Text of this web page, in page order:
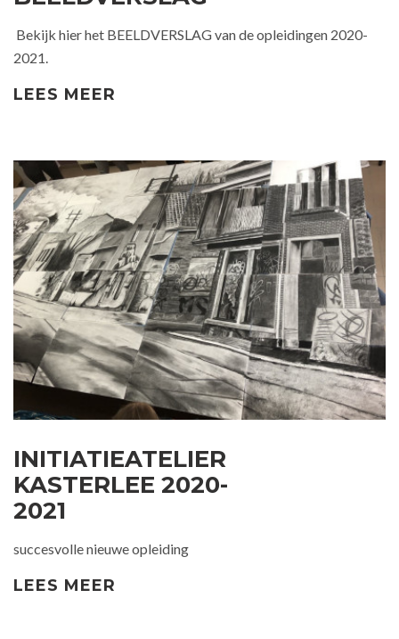
Bekijk hier het BEELDVERSLAG van de opleidingen 2020-
2021.
LEES MEER
INITIATIEATELIER
KASTERLEE 2020-
2021
succesvolle nieuwe opleiding
LEES MEER